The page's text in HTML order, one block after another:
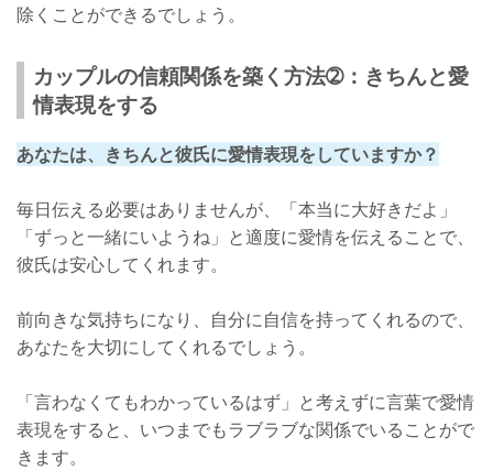
除くことができるでしょう。
カップルの信頼関係を築く方法➁：きちんと愛
情表現をする
あなたは、きちんと彼氏に愛情表現をしていますか？
毎日伝える必要はありませんが、「本当に大好きだよ」
「ずっと一緒にいようね」と適度に愛情を伝えることで、
彼氏は安心してくれます。
前向きな気持ちになり、自分に自信を持ってくれるので、
あなたを大切にしてくれるでしょう。
「言わなくてもわかっているはず」と考えずに言葉で愛情
表現をすると、いつまでもラブラブな関係でいることがで
きます。